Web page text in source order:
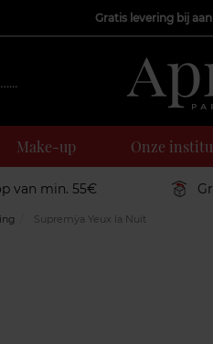
Gratis levering bij
Make-up Onze
van min. 55€
Supremÿa Yeux la Nuit